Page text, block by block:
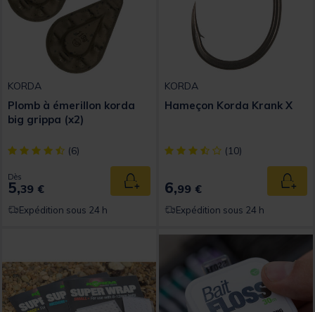
KORDA
Plomb à émerillon korda
big grippa (x2)
[object Object] out of 5 Customer Rating
(6)
Dès
5,39 € Ajouter au panier
Expédition sous 24 h
KORDA
Hameçon Korda Krank X
[object Object] out of 5
(10)
6,99 €
Expédition sous 24 h